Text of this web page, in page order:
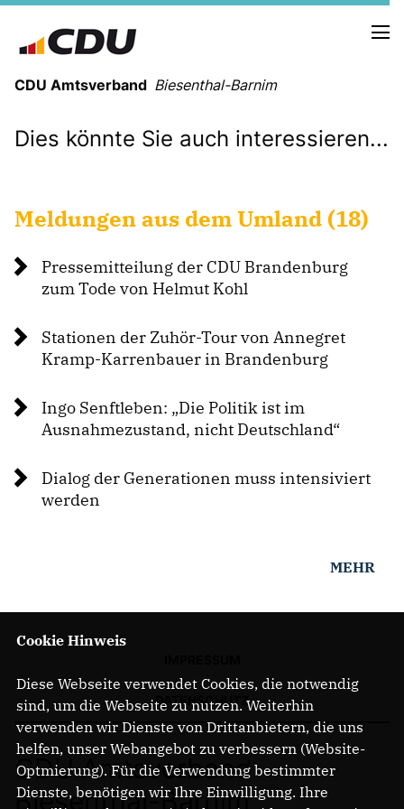
CDU Amtsverband Biesenthal-Barnim
CDU - SOCIAL-MEDIA
Wahlprogramm der CDU Biesenthal
VORSTAND
UNSERE MANDATSTRÄGER IN BIESENTHAL
UNSERE MANDATSTRÄGER IN MARIENWERDER
LINKS
Dies könnte Sie auch interessieren...
Meldungen aus dem Umland (18)
Pressemitteilung der CDU Brandenburg
zum Tode von Helmut Kohl
Stationen der Zuhör-Tour von Annegret
Kramp-Karrenbauer in Brandenburg
Ingo Senftleben: „Die Politik ist im
Ausnahmezustand, nicht Deutschland“
Dialog der Generationen muss intensiviert
werden
MEHR
DATENSCHUTZ
CDU Amtsverband
Biesenthal-Barnim
Cookie Hinweis
Diese Webseite verwendet Cookies, die notwendig
sind, um die Webseite zu nutzen. Weiterhin
verwenden wir Dienste von Drittanbietern, die uns
helfen, unser Webangebot zu verbessern (Website-
Optmierung). Für die Verwendung bestimmter
Dienste, benötigen wir Ihre Einwilligung. Ihre